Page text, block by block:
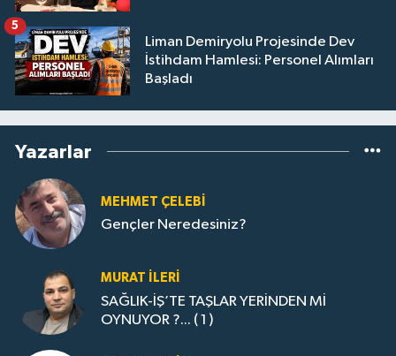
Liman Demiryolu Projesinde Dev
İstihdam Hamlesi: Personel Alımları
Başladı
5
Yazarlar
MEHMET ÇELEBI
Gençler Neredesiniz?
MURAT İLERI
SAĞLIK-İŞ’TE TAŞLAR YERİNDEN Mİ
OYNUYOR ?... ( 1 )